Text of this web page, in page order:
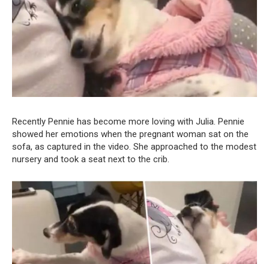
Recently Pennie has become more loving with Julia. Pennie
showed her emotions when the pregnant woman sat on the
sofa, as captured in the video. She approached to the modest
nursery and took a seat next to the crib.